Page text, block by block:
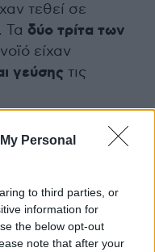
Personal
to third parties, or
information for
the below opt-out
note that after your
τεθεί σε
Τα δύο τρίτα των
είχαν
γεύσης τις
Journal of
πολυκεντρική
πεδίο των